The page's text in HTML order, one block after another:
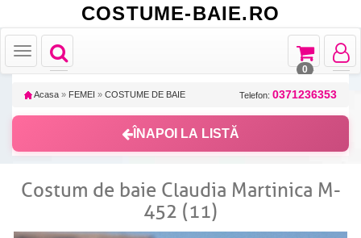
COSTUME-BAIE.RO
Toggle
navigation
Toggle
navigation
Toggle
Toggle
navigation
0
Acasa » FEMEI » COSTUME DE BAIE Telefon: 0371236353
ÎNAPOI LA LISTĂ
Costum de baie Claudia Martinica M-
452 (11)